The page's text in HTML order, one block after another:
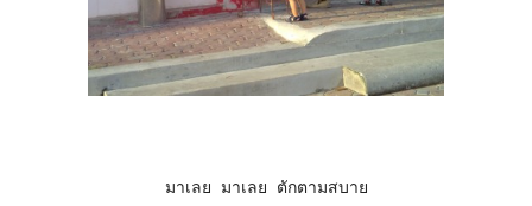
มาเลย มาเลย ตักตามสบาย